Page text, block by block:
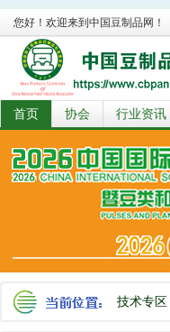
您好！欢迎来到中国豆制品网！
首页 协会 行业资讯
技术专区